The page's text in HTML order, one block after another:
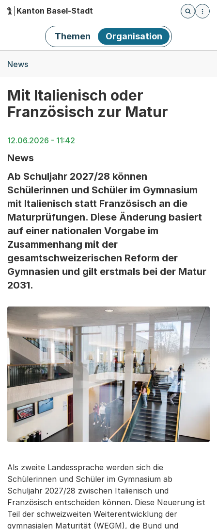
Hauptnavigation
Kanton Basel-Stadt
Öffnet
Themen Organisation
News
Mit Italienisch oder
Französisch zur Matur
12.06.2026 - 11:42
News
Ab Schuljahr 2027/28 können
Schülerinnen und Schüler im Gymnasium
mit Italienisch statt Französisch an die
Maturprüfungen. Diese Änderung basiert
auf einer nationalen Vorgabe im
Zusammenhang mit der
gesamtschweizerischen Reform der
Gymnasien und gilt erstmals bei der Matur
2031.
Als zweite Landessprache werden sich die
Schülerinnen und Schüler im Gymnasium ab
Schuljahr 2027/28 zwischen Italienisch und
Französisch entscheiden können. Diese Neuerung ist
Teil der schweizweiten Weiterentwicklung der
gymnasialen Maturität (WEGM), die Bund und